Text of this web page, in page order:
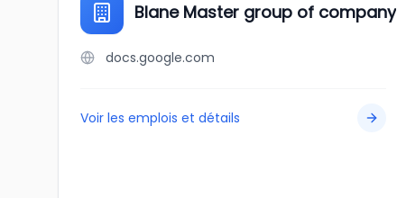
Blane Master group of company
docs.google.com
Voir les emplois et détails